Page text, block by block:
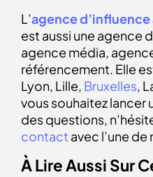
L’agence d’influence
est aussi une agence
agence média,
référencement. Elle
Lyon, Lille, Bruxelles,
vous souhaitez lancer
des questions,
contact avec l’une
À Lire Aussi Sur